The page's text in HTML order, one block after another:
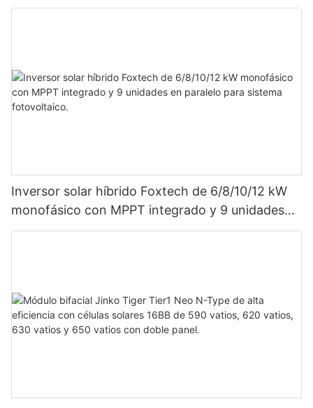
Inversor solar híbrido Foxtech de 6/8/10/12 kW
monofásico con MPPT integrado y 9 unidades
en paralelo para sistema fotovoltaico.